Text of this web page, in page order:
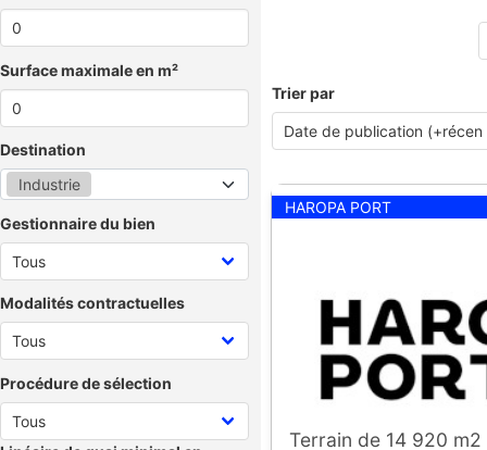
Surface maximale en m²
Destination
Industrie
Gestionnaire du bien
Modalités contractuelles
Procédure de sélection
Trier par
HAROPA PORT
Terrain de 14 920